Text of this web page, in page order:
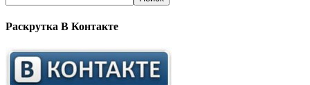
Раскрутка В Контакте